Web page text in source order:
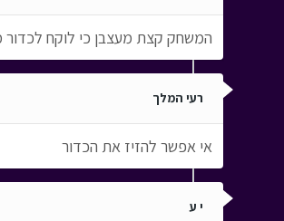
המשחק קצת מעצבן כי לוקח לכדור
רעי המלך
אי אפשר להזיז את הכדור
י ע